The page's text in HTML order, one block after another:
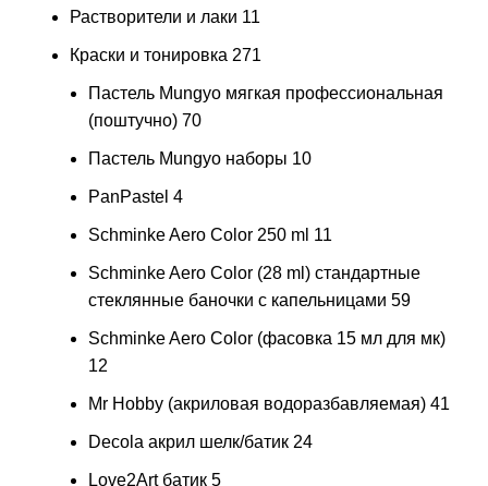
Растворители и лаки 11
Краски и тонировка 271
Пастель Mungyo мягкая профессиональная
(поштучно) 70
Пастель Mungyo наборы 10
PanPastel 4
Schminke Aero Color 250 ml 11
Schminke Aero Color (28 ml) стандартные
стеклянные баночки с капельницами 59
Schminke Aero Color (фасовка 15 мл для мк)
12
Mr Hobby (акриловая водоразбавляемая) 41
Decola акрил шелк/батик 24
Love2Art батик 5